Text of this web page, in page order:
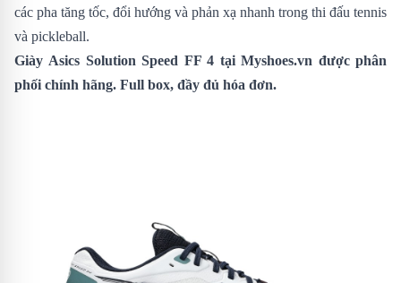
các pha tăng tốc, đổi hướng và phản xạ nhanh trong thi đấu tennis
và pickleball.
Giày Asics Solution Speed FF 4 tại Myshoes.vn được phân
phối chính hãng. Full box, đầy đủ hóa đơn.